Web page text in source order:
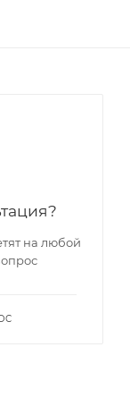
на любой